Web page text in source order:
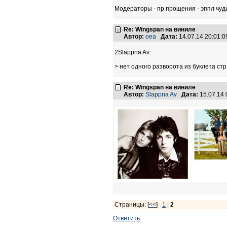
Модераторы - пр прощения - эппл
Re: Wingspan на виниле
Автор: oea Дата: 14.07.14
2Slappna Av:
> нет одного разворота из буклета
Re: Wingspan на виниле
Автор: Slappna Av Дата:
Страницы: [<<] 1
2
Ответить